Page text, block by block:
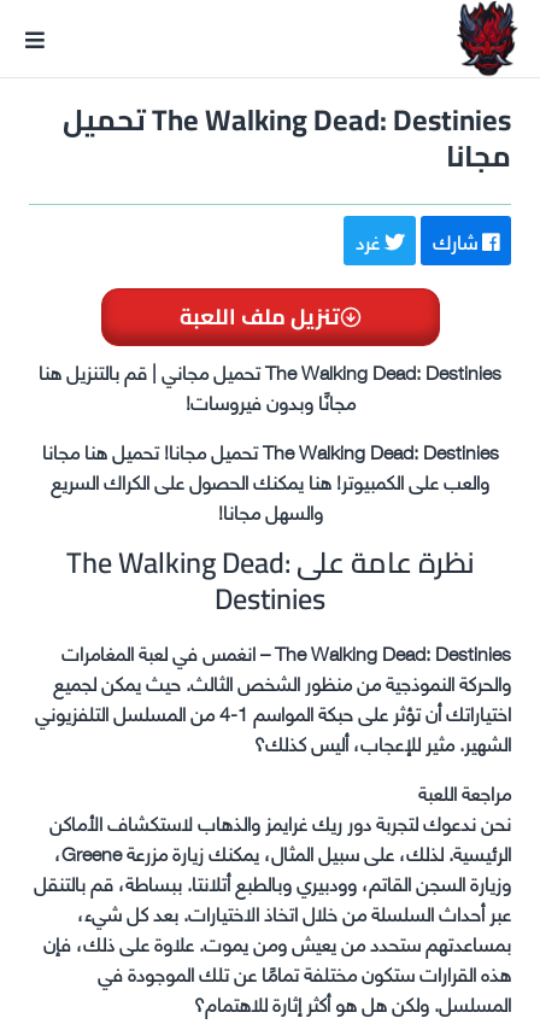
The Walking Dead: Destinies تحميل
مجانا
شارك غرد
تنزيل ملف اللعبة
The Walking Dead: Destinies تحميل مجاني | قم بالتنزيل هنا
مجانًا وبدون فيروسات!
The Walking Dead: Destinies تحميل مجانا! تحميل هنا مجانا
والعب على الكمبيوتر! هنا يمكنك الحصول على الكراك السريع
والسهل مجانا!
نظرة عامة على The Walking Dead:
Destinies
The Walking Dead: Destinies – انغمس في لعبة المغامرات
والحركة النموذجية من منظور الشخص الثالث. حيث يمكن لجميع
اختياراتك أن تؤثر على حبكة المواسم 1-4 من المسلسل التلفزيوني
الشهير. مثير للإعجاب، أليس كذلك؟
مراجعة اللعبة
نحن ندعوك لتجربة دور ريك غرايمز والذهاب لاستكشاف الأماكن
الرئيسية. لذلك، على سبيل المثال، يمكنك زيارة مزرعة Greene،
وزيارة السجن القاتم، وودبيري وبالطبع أتلانتا. ببساطة، قم بالتنقل
عبر أحداث السلسلة من خلال اتخاذ الاختيارات. بعد كل شيء،
بمساعدتهم ستحدد من يعيش ومن يموت. علاوة على ذلك، فإن
هذه القرارات ستكون مختلفة تمامًا عن تلك الموجودة في
المسلسل. ولكن هل هو أكثر إثارة للاهتمام؟